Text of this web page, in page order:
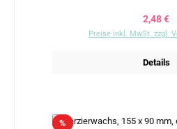
2,48 €
Preise inkl. MwSt. zzgl.
Details
%Rabatt